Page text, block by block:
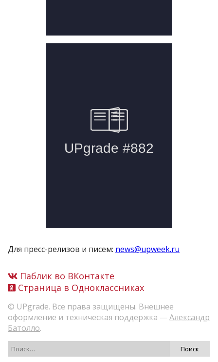
Для пресс-релизов и писем: news@upweek.ru
Паблик во ВКонтакте
Страница в Одноклассниках
© UPgrade. Все права защищены. Внешнее
оформление и техническая поддержка —Александр
Батолло.